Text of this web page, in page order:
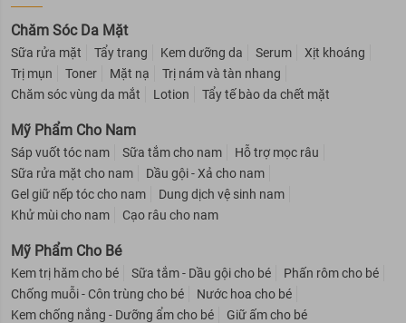
Chăm Sóc Da Mặt
Sữa rửa mặt Tẩy trang Kem dưỡng da Serum
Xịt khoáng
Trị mụn
Toner Mặt nạ
Trị nám và tàn nhang
Chăm sóc vùng da mắt
Lotion Tẩy tế bào da chết mặt
Mỹ Phẩm Cho Nam
Sáp vuốt tóc nam Sữa tắm cho nam
Hỗ trợ mọc râu
Sữa rửa mặt cho nam
Dầu gội - Xả cho nam
Gel giữ nếp tóc cho nam
Dung dịch vệ sinh nam
Khử mùi cho nam
Cạo râu cho nam
Mỹ Phẩm Cho Bé
Kem trị hăm cho bé Sữa tắm - Dầu gội cho bé
Phấn rôm cho bé
Chống muỗi - Côn trùng cho bé
Nước hoa cho bé
Kem chống nắng - Dưỡng ẩm cho bé
Giữ ấm cho bé